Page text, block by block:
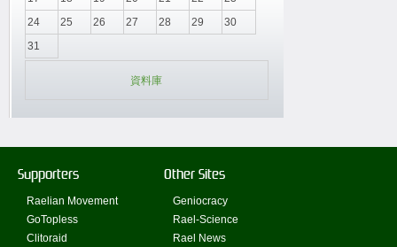
24
25 26 27 28 29
30
31
資料庫
Supporters
Raelian Movement
GoTopless
Clitoraid
Other Sites
Geniocracy
Rael-Science
Rael News